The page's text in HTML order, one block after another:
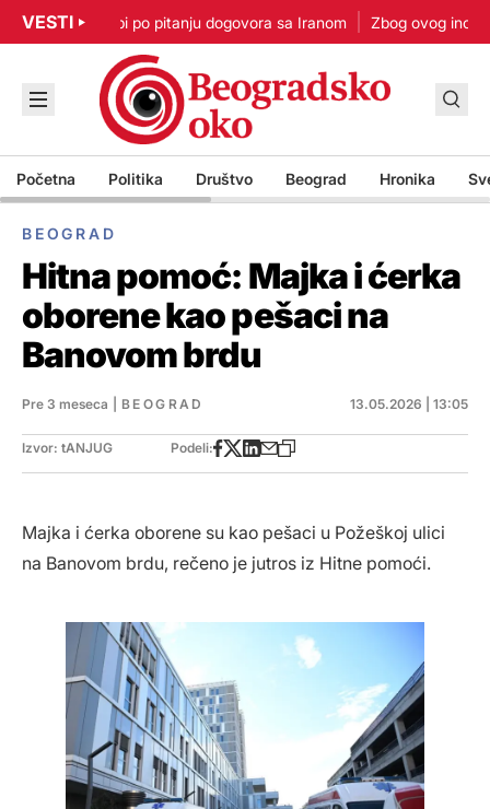
VESTI
Nisam u žurbi po pitanju dogovora sa Iranom Zbog ovog
Početna Politika Društvo Beograd Hronika
BEOGRAD
Hitna pomoć: Majka i ćerka
oborene kao pešaci na
Banovom brdu
Pre 3 meseca BEOGRAD 13.05.2026 | 13:05
Izvor: tANJUG Podeli:
Majka i ćerka oborene su kao pešaci u Požeškoj ulici
na Banovom brdu, rečeno je jutros iz Hitne pomoći.